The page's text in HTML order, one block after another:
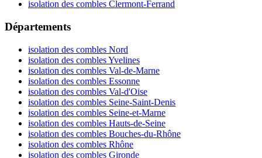
isolation des combles Clermont-Ferrand
Départements
isolation des combles Nord
isolation des combles Yvelines
isolation des combles Val-de-Marne
isolation des combles Essonne
isolation des combles Val-d'Oise
isolation des combles Seine-Saint-Denis
isolation des combles Seine-et-Marne
isolation des combles Hauts-de-Seine
isolation des combles Bouches-du-Rhône
isolation des combles Rhône
isolation des combles Gironde